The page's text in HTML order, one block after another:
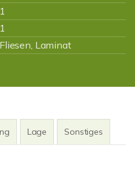
1
1
Fliesen, Laminat
Lage Sonstiges